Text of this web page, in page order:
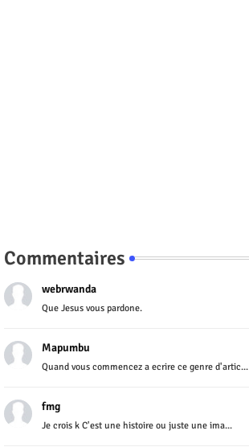
Commentaires
webrwanda
Que Jesus vous pardone.
Mapumbu
Quand vous commencez a ecrire ce genre d'artic...
fmg
Je crois k C'est une histoire ou juste une ima...